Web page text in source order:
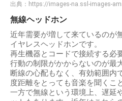
出典： https://images-na.ssl-images-
無線ヘッドホン
近年需要が増して来ているのが
イヤレスヘッドホンです。
再生機器とコードで接続する必
行動の制限がかからないのが最
断線の心配もなく、有効範囲内
度距離をとっても音楽を聞くこ
一方で無線という環境上、遅延